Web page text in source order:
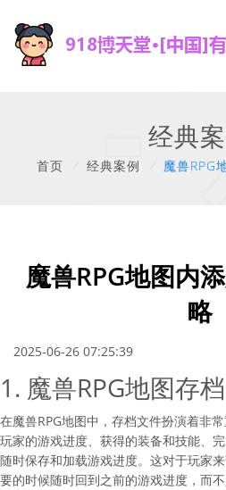
经典
首页 经典案例 魔兽RPG
魔兽RPG地图内
略
2025-06-26 07:25:39
1. 魔兽RPG地图存
在魔兽RPG地图中，存档文件扮演着非
玩家的游戏进度、获得的装备和技能、
随时保存和加载游戏进度。这对于玩家
要的时候随时回到之前的游戏进度，而不